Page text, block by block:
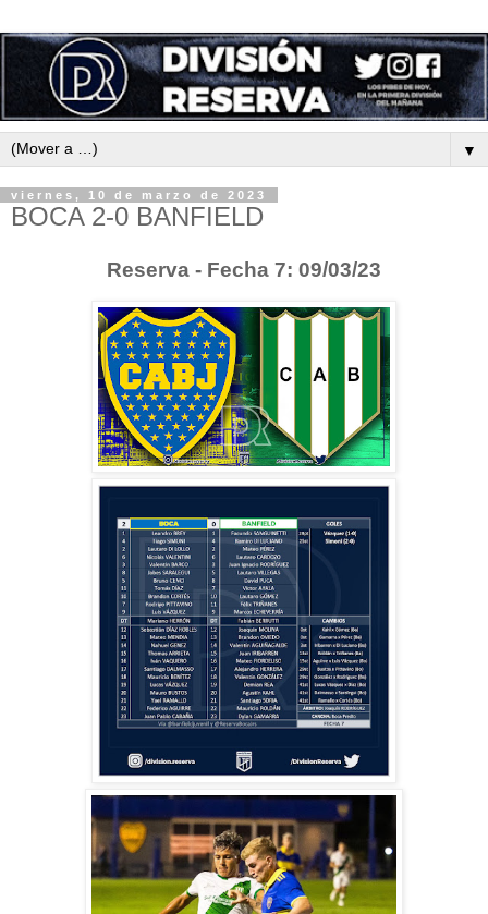
▼
viernes, 10 de marzo de 2023
BOCA 2-0 BANFIELD
Reserva - Fecha 7: 09/03/23